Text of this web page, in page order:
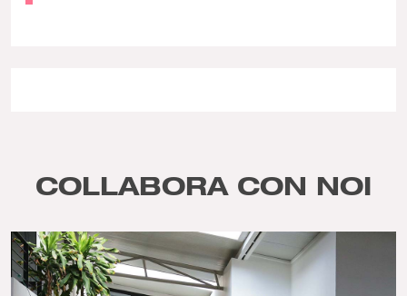
COLLABORA CON NOI